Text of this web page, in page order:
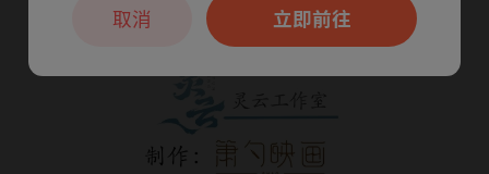
户7天免费看立即前往
取消